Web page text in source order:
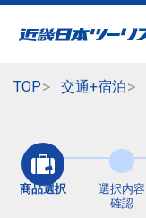
TOP 交通+宿泊
商品選択
選択内容
確認